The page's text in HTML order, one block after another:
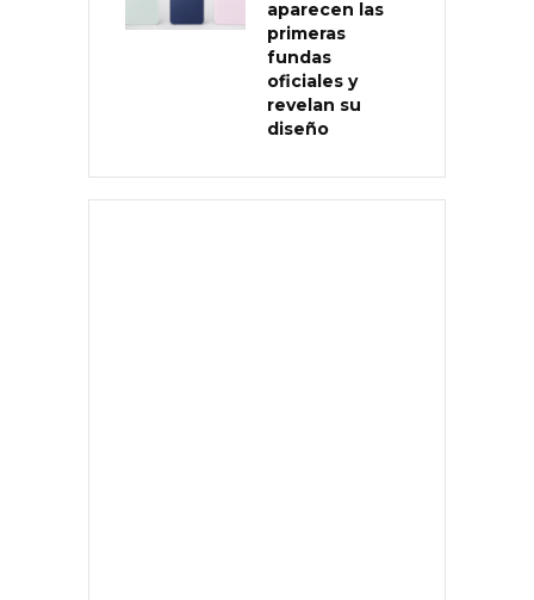
aparecen las
primeras
fundas
oficiales y
revelan su
diseño